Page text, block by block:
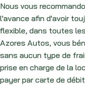
Nous vous
l'avance afin d'avoir
flexible, dans toutes
Azores Autos, vous
sans aucun type de
prise en charge de la
payer par carte de